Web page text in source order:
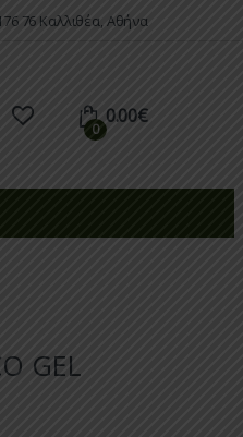
76 Καλλιθέα, Αθήνα
0
0.00€
GEL